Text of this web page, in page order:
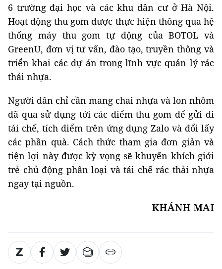
6 trường đại học và các khu dân cư ở Hà Nội.
Hoạt động thu gom được thực hiện thông qua hệ
thống máy thu gom tự động của BOTOL và
GreenU, đơn vị tư vấn, đào tạo, truyền thông và
triển khai các dự án trong lĩnh vực quản lý rác
thải nhựa.
Người dân chỉ cần mang chai nhựa và lon nhôm
đã qua sử dụng tới các điểm thu gom để gửi đi
tái chế, tích điểm trên ứng dụng Zalo và đổi lấy
các phần quà. Cách thức tham gia đơn giản và
tiện lợi này được kỳ vọng sẽ khuyến khích giới
trẻ chủ động phân loại và tái chế rác thải nhựa
ngay tại nguồn.
KHÁNH MAI